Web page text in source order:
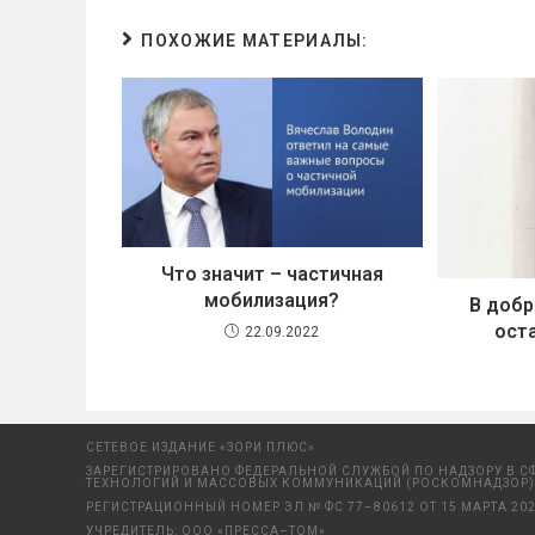
ПОХОЖИЕ МАТЕРИАЛЫ:
Что значит – частичная
мобилизация?
22.09.2022
В
СЕТЕВОЕ ИЗДАНИЕ «ЗОРИ ПЛЮС»
ЗАРЕГИСТРИРОВАНО ФЕДЕРАЛЬНОЙ СЛУЖБОЙ ПО НАДЗОРУ В
ТЕХНОЛОГИЙ И МАССОВЫХ КОММУНИКАЦИЙ (РОСКОМНАДЗОР)
РЕГИСТРАЦИОННЫЙ НОМЕР ЭЛ № ФС 77–80612 ОТ 15 МАРТА
УЧРЕДИТЕЛЬ: ООО «ПРЕССА–ТОМ»